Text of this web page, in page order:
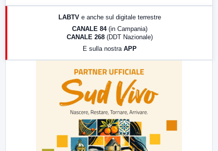
LABTV e anche sul digitale terrestre
CANALE 84 (in Campania)
CANALE 268 (DDT Nazionale)
E sulla nostra APP